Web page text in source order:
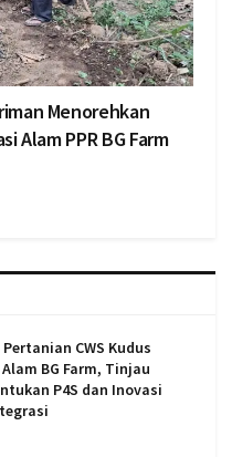
Menorehkan
Alam PPR BG Farm
CWS Kudus
BG Farm, Tinjau
P4S dan Inovasi